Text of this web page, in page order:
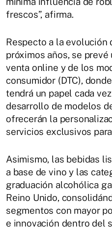
frescos”, afirma.
Respecto a la evolución
próximos años, se
venta online y de los
consumidor (DTC),
tendrá un papel cada
desarrollo de modelos
ofrecerán la
servicios exclusivos
Asimismo, las bebidas
a base de vino y las
graduación alcohólica
Reino Unido,
segmentos con mayor
e innovación dentro del